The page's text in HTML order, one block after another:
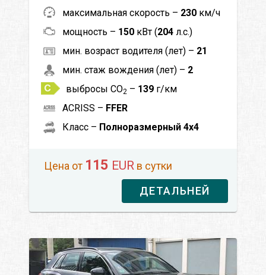
максимальная скорость – 230 км/ч
мощность – 150 кВт (204 л.с.)
мин. возраст водителя (лет) – 21
мин. стаж вождения (лет) – 2
выбросы CO2 – 139 г/км
ACRISS – FFER
Класс – Полноразмерный 4x4
Цена от 115 EUR в сутки
ДЕТАЛЬНЕЙ